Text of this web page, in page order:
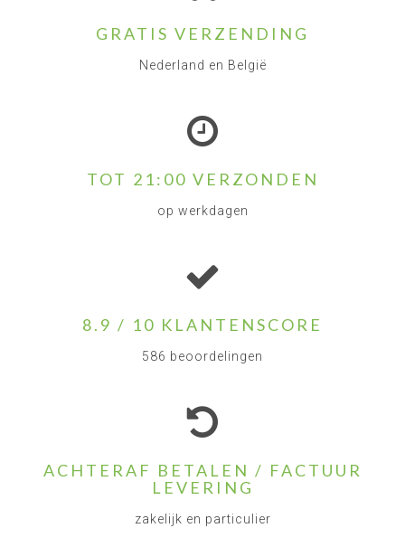
GRATIS VERZENDING
Nederland en België
TOT 21:00 VERZONDEN
op werkdagen
8.9 / 10 KLANTENSCORE
586 beoordelingen
ACHTERAF BETALEN / FACTUUR
LEVERING
zakelijk en particulier